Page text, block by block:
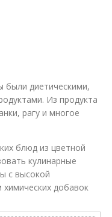
были диетическими,
Из продукта
рагу и многое
блюд из цветной
кулинарные
с высокой
добавок